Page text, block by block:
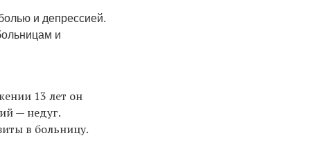
и депрессией.
и
13 лет он
— недуг.
в больницу.